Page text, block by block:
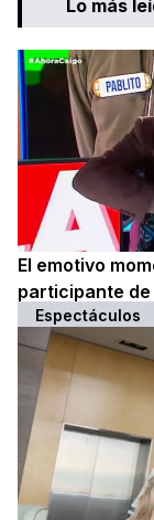
Lo más
El emotivo
participante
Espectáculos